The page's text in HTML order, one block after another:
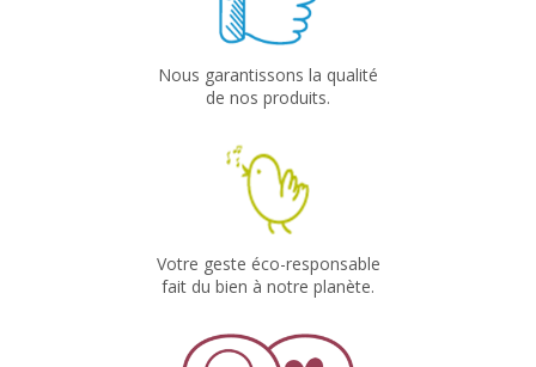
Nous garantissons la qualité
de nos produits.
Votre geste éco-responsable
fait du bien à notre planète.